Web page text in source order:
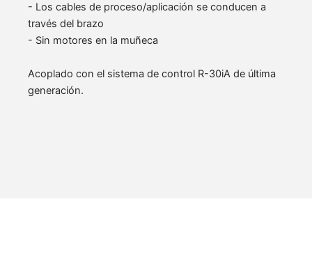
- Los cables de proceso/aplicación se conducen a
través del brazo
- Sin motores en la muñeca
Acoplado con el sistema de control R-30iA de última
generación.